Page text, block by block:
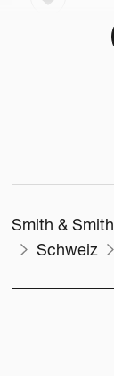
Smith & Smith
Schweiz